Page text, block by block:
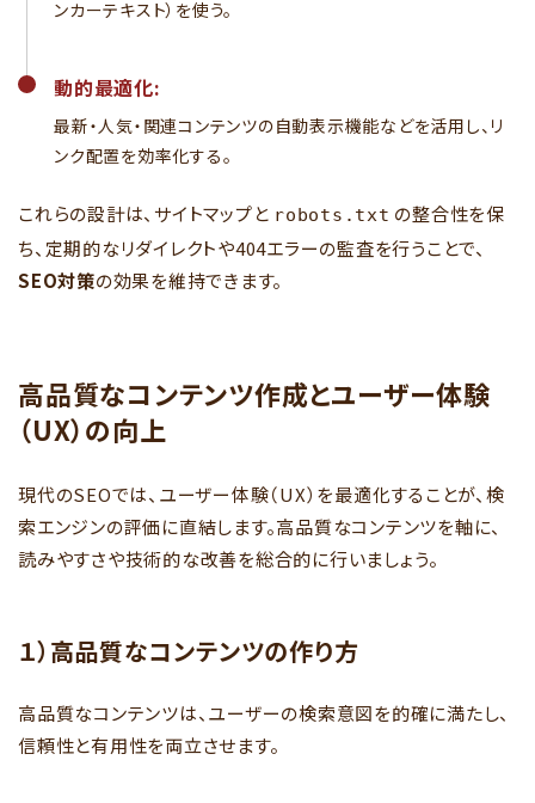
ンカーテキスト）を使う。
動的最適化:
最新・人気・関連コンテンツの自動表示機能などを活用し、リ
ンク配置を効率化する。
これらの設計は、サイトマップと robots.txt の整合性を保
ち、定期的なリダイレクトや404エラーの監査を行うことで、
SEO対策の効果を維持できます。
高品質なコンテンツ作成とユーザー体験
（UX）の向上
現代のSEOでは、ユーザー体験（UX）を最適化することが、検
索エンジンの評価に直結します。高品質なコンテンツを軸に、
読みやすさや技術的な改善を総合的に行いましょう。
１）高品質なコンテンツの作り方
高品質なコンテンツは、ユーザーの検索意図を的確に満たし、
信頼性と有用性を両立させます。